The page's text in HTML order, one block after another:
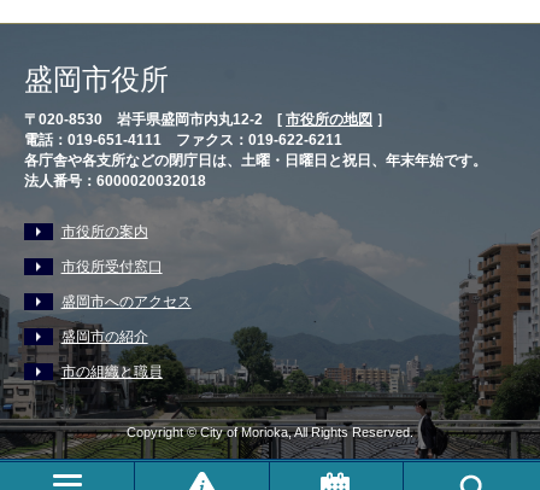
盛岡市役所
〒020-8530 岩手県盛岡市内丸12-2 [ 市役所の地図 ］
電話：019-651-4111 ファクス：019-622-6211
各庁舎や各支所などの閉庁日は、土曜・日曜日と祝日、年末年始です。
法人番号：6000020032018
市役所の案内
市役所受付窓口
盛岡市へのアクセス
盛岡市の紹介
市の組織と職員
Copyright © City of Morioka, All Rights Reserved.